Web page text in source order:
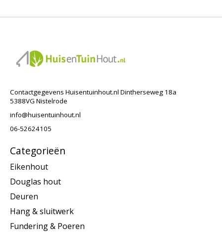
Contactgegevens Huisentuinhout.nl Dintherseweg 18a
5388VG Nistelrode
info@huisentuinhout.nl
06-52624105
Categorieën
Eikenhout
Douglas hout
Deuren
Hang & sluitwerk
Fundering & Poeren